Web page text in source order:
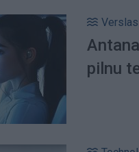
Verslas
pilnu